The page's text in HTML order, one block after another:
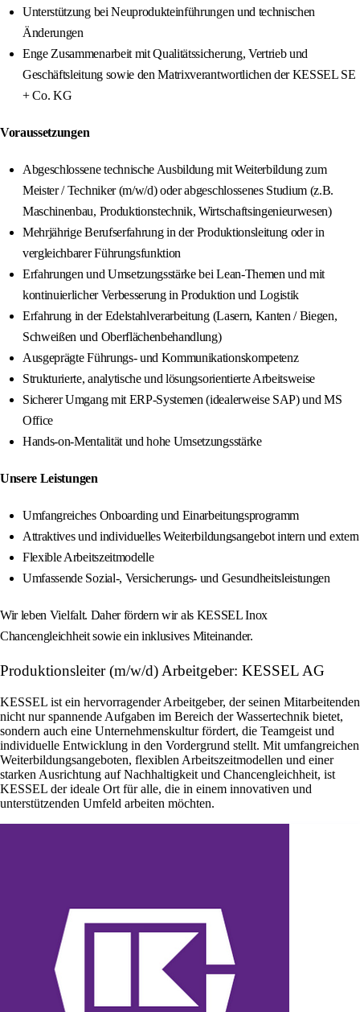
Unterstützung bei Neuprodukteinführungen und technischen
Änderungen
Enge Zusammenarbeit mit Qualitätssicherung, Vertrieb und
Geschäftsleitung sowie den Matrixverantwortlichen der KESSEL SE
+ Co. KG
Voraussetzungen
Abgeschlossene technische Ausbildung mit Weiterbildung zum
Meister / Techniker (m/w/d) oder abgeschlossenes Studium (z.B.
Maschinenbau, Produktionstechnik, Wirtschaftsingenieurwesen)
Mehrjährige Berufserfahrung in der Produktionsleitung oder in
vergleichbarer Führungsfunktion
Erfahrungen und Umsetzungsstärke bei Lean-Themen und mit
kontinuierlicher Verbesserung in Produktion und Logistik
Erfahrung in der Edelstahlverarbeitung (Lasern, Kanten / Biegen,
Schweißen und Oberflächenbehandlung)
Ausgeprägte Führungs- und Kommunikationskompetenz
Strukturierte, analytische und lösungsorientierte Arbeitsweise
Sicherer Umgang mit ERP-Systemen (idealerweise SAP) und MS
Office
Hands-on-Mentalität und hohe Umsetzungsstärke
Unsere Leistungen
Umfangreiches Onboarding und Einarbeitungsprogramm
Attraktives und individuelles Weiterbildungsangebot intern und extern
Flexible Arbeitszeitmodelle
Umfassende Sozial-, Versicherungs- und Gesundheitsleistungen
Wir leben Vielfalt. Daher fördern wir als KESSEL Inox
Chancengleichheit sowie ein inklusives Miteinander.
Produktionsleiter (m/w/d) Arbeitgeber: KESSEL AG
KESSEL ist ein hervorragender Arbeitgeber, der seinen Mitarbeitenden
nicht nur spannende Aufgaben im Bereich der Wassertechnik bietet,
sondern auch eine Unternehmenskultur fördert, die Teamgeist und
individuelle Entwicklung in den Vordergrund stellt. Mit umfangreichen
Weiterbildungsangeboten, flexiblen Arbeitszeitmodellen und einer
starken Ausrichtung auf Nachhaltigkeit und Chancengleichheit, ist
KESSEL der ideale Ort für alle, die in einem innovativen und
unterstützenden Umfeld arbeiten möchten.